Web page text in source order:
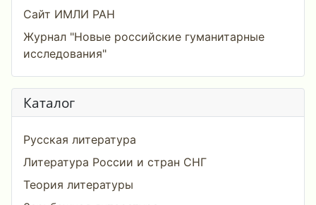
Сайт ИМЛИ РАН
Журнал "Новые российские гуманитарные
исследования"
Каталог
Русская литература
Литература России и стран СНГ
Теория литературы